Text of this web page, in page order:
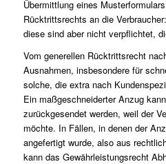
Übermittlung eines
Rücktrittsrechts an die
diese sind aber nicht verpflichtet,
Vom generellen Rücktrittsrecht
Ausnahmen, insbesondere für
solche, die extra nach
Ein maßgeschneiderter Anzug
zurückgesendet werden, weil der
möchte. In Fällen, in denen der
angefertigt wurde, also aus
kann das Gewährleistungsrecht